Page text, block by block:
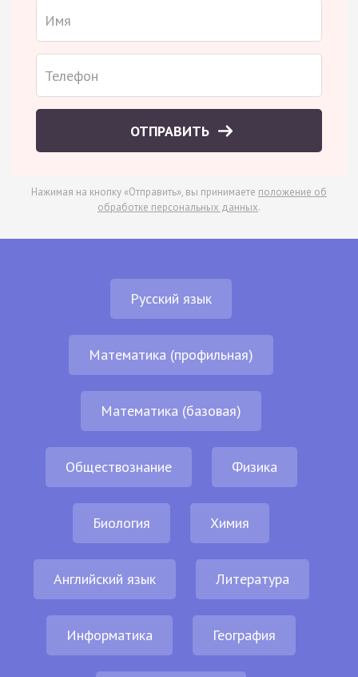
ОТПРАВИТЬ
Нажимая на кнопку «Отправить», вы принимаете положение об
обработке персональных данных.
Русский язык
Математика (профильная)
Математика (базовая)
Обществознание Физика
Биология Химия
Английский язык Литература
Информатика География